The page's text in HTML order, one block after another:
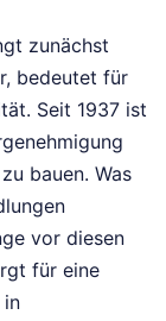
zunächst
bedeutet für
Seit 1937 ist
bauen. Was
vor diesen
für eine
in